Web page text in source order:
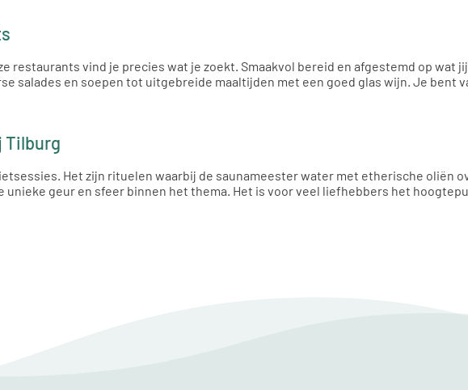
restaurants vind je precies wat je zoekt. Smaakvol bereid en afgestemd op wat
salades en soepen tot uitgebreide maaltijden met een goed glas wijn. Je bent
Tilburg
Het zijn rituelen waarbij de saunameester water met etherische oliën
geur en sfeer binnen het thema. Het is voor veel liefhebbers het